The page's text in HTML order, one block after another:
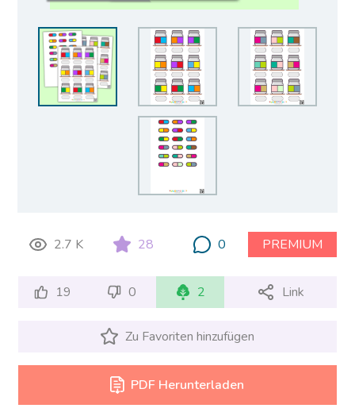
2.7 K 28 0 PREMIUM
19 0 2 Link
Zu Favoriten hinzufügen
PDF Herunterladen